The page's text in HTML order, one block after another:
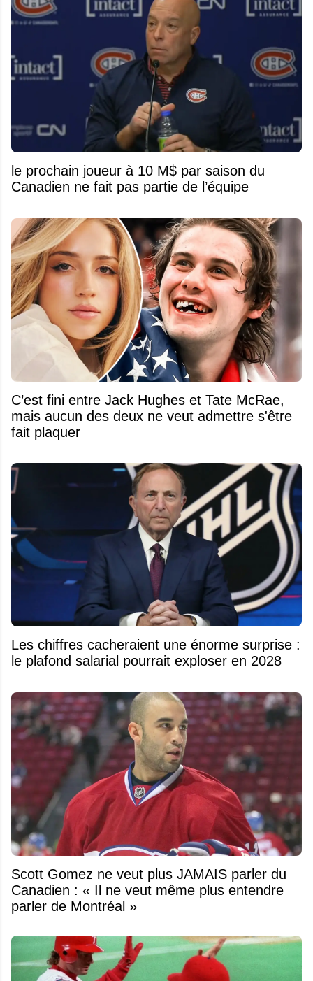
le prochain joueur à 10 M$ par saison du
Canadien ne fait pas partie de l’équipe
C’est fini entre Jack Hughes et Tate McRae,
mais aucun des deux ne veut admettre s'être
fait plaquer
Les chiffres cacheraient une énorme surprise :
le plafond salarial pourrait exploser en 2028
Scott Gomez ne veut plus JAMAIS parler du
Canadien : « Il ne veut même plus entendre
parler de Montréal »